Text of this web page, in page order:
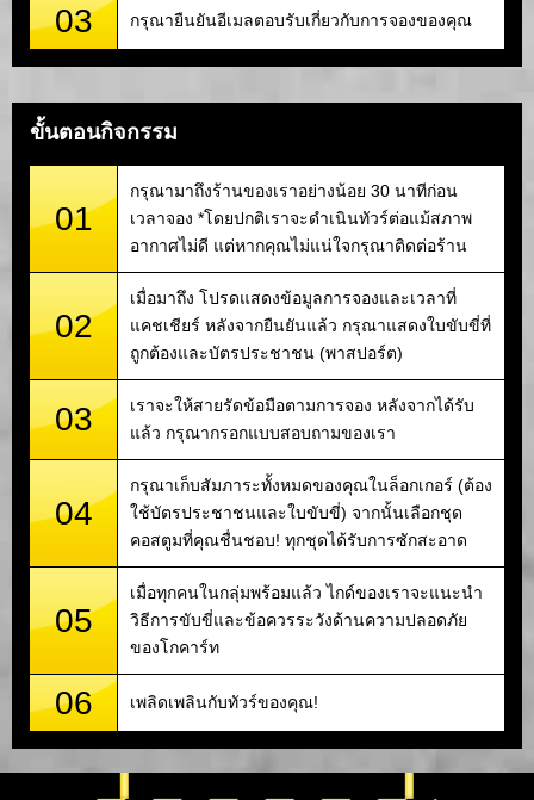
03 กรุณายืนยันอีเมลตอบรับเกี่ยวกับการจองของคุณ
ขั้นตอนกิจกรรม
01
กรุณามาถึงร้านของเราอย่างน้อย 30 นาทีก่อน
เวลาจอง *โดยปกติเราจะดำเนินทัวร์ต่อแม้สภาพ
อากาศไม่ดี แต่หากคุณไม่แน่ใจกรุณาติดต่อร้าน
02
เมื่อมาถึง โปรดแสดงข้อมูลการจองและเวลาที่
แคชเชียร์ หลังจากยืนยันแล้ว กรุณาแสดงใบขับขี่ที่
ถูกต้องและบัตรประชาชน (พาสปอร์ต)
03
เราจะให้สายรัดข้อมือตามการจอง หลังจากได้รับ
แล้ว กรุณากรอกแบบสอบถามของเรา
04
กรุณาเก็บสัมภาระทั้งหมดของคุณในล็อกเกอร์ (ต้อง
ใช้บัตรประชาชนและใบขับขี่) จากนั้นเลือกชุด
คอสตูมที่คุณชื่นชอบ! ทุกชุดได้รับการซักสะอาด
05
เมื่อทุกคนในกลุ่มพร้อมแล้ว ไกด์ของเราจะแนะนำ
วิธีการขับขี่และข้อควรระวังด้านความปลอดภัย
ของโกคาร์ท
06 เพลิดเพลินกับทัวร์ของคุณ!